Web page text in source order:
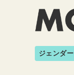
ジェンダー